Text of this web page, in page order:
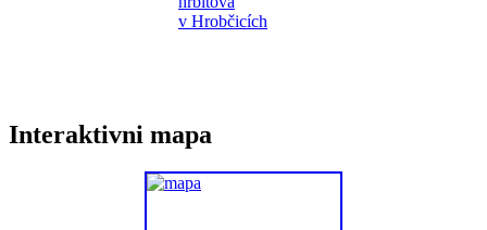
Interaktivni mapa